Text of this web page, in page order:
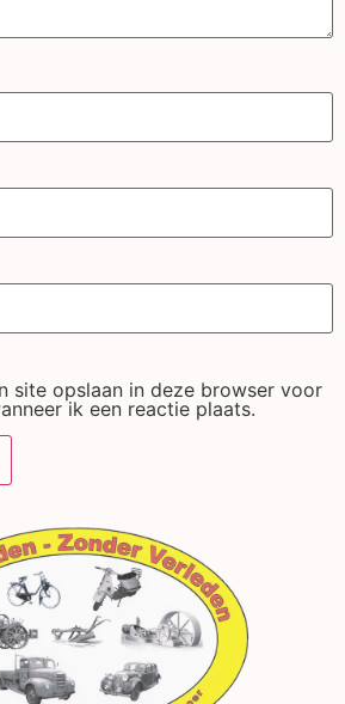
site opslaan in deze browser voor
ik een reactie plaats.